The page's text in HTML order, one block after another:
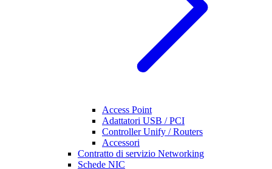
Access Point
Adattatori USB / PCI
Controller Unify / Routers
Accessori
Contratto di servizio Networking
Schede NIC